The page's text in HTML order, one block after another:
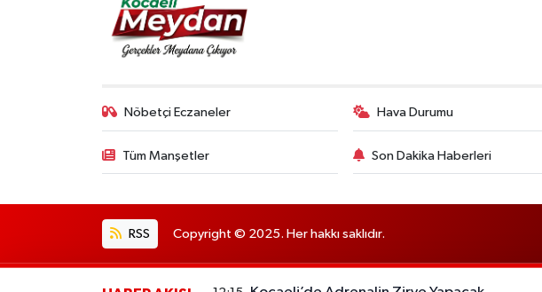
Nöbetçi Eczaneler Hava Durumu
Tüm Manşetler Son Dakika Haberleri
RSS Copyright © 2025. Her hakkı saklıdır.